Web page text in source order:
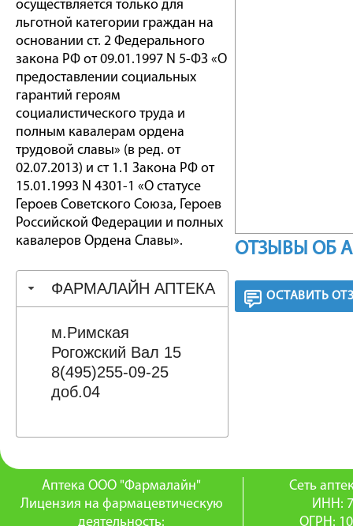
осуществляется только для
льготной категории граждан на
основании ст. 2 Федерального
закона РФ от 09.01.1997 N 5-ФЗ «О
предоставлении социальных
гарантий героям
социалистического труда и
полным кавалерам ордена
трудовой славы» (в ред. от
02.07.2013) и ст 1.1 Закона РФ от
15.01.1993 N 4301-1 «О статусе
Героев Советского Союза, Героев
Российской Федерации и полных
кавалеров Ордена Славы».
ФАРМАЛАЙН АПТЕКА
м.Римская
Рогожский Вал 15
8(495)255-09-25
доб.04
ОТЗЫВЫ ОБ
ОСТАВИТЬ
Аптека ООО "Фармалайн"
Лицензия на фармацевтическую
деятельность:
Сеть
ИНН:
ОГРН: